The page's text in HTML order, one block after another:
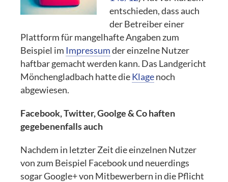
entschieden, dass auch
der Betreiber einer
Plattform für mangelhafte Angaben zum
Beispiel im Impressumder einzelne Nutzer
haftbar gemacht werden kann. Das Landgericht
Mönchengladbach hatte dieKlagenoch
abgewiesen.
Facebook, Twitter, Goolge & Co haften
gegebenenfalls auch
Nachdem in letzter Zeit die einzelnen Nutzer
von zum Beispiel Facebook und neuerdings
sogar Google+ von Mitbewerbern in die Pflicht